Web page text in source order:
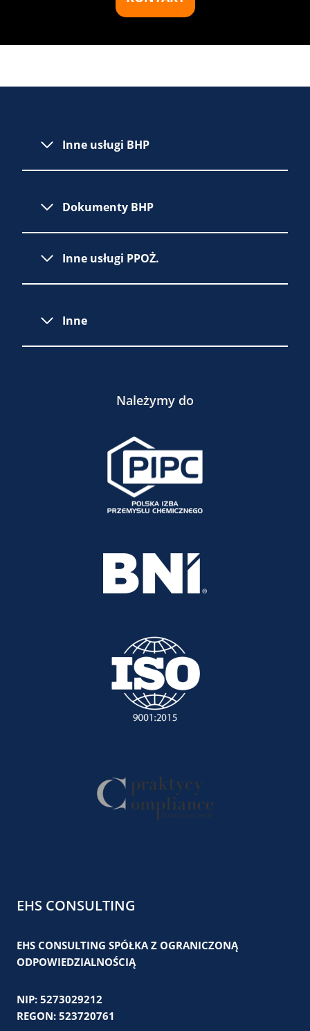
Inne usługi BHP
Dokumenty BHP
Inne usługi PPOŻ.
Inne
Należymy do
EHS CONSULTING
EHS CONSULTING SPÓŁKA Z OGRANICZONĄ
ODPOWIEDZIALNOŚCIĄ
NIP: 5273029212
REGON: 523720761